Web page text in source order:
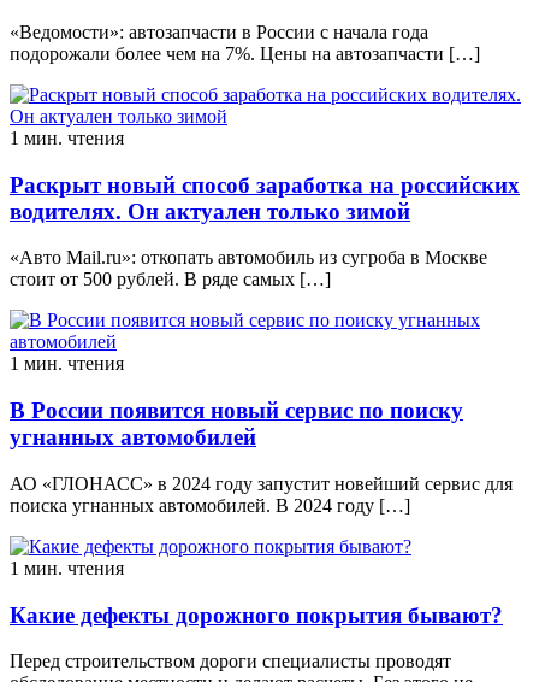
«Ведомости»: автозапчасти в России с начала года
подорожали более чем на 7%. Цены на автозапчасти […]
1 мин. чтения
Раскрыт новый способ заработка на российских
водителях. Он актуален только зимой
«Авто Mail.ru»: откопать автомобиль из сугроба в Москве
стоит от 500 рублей. В ряде самых […]
1 мин. чтения
В России появится новый сервис по поиску
угнанных автомобилей
АО «ГЛОНАСС» в 2024 году запустит новейший сервис для
поиска угнанных автомобилей. В 2024 году […]
1 мин. чтения
Какие дефекты дорожного покрытия бывают?
Перед строительством дороги специалисты проводят